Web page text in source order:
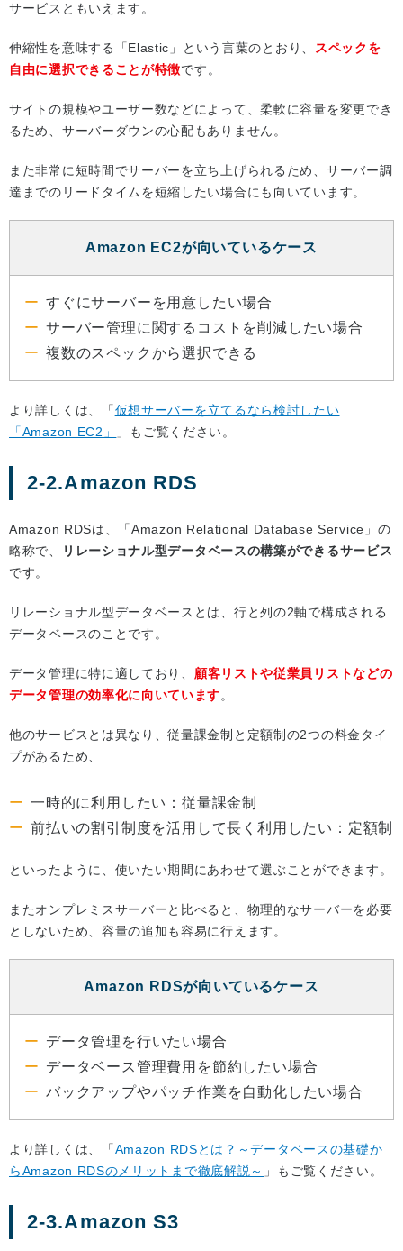
サービスともいえます。
伸縮性を意味する「Elastic」という言葉のとおり、 スペックを
自由に選択できることが特徴です。
サイトの規模やユーザー数などによって、柔軟に容量を変更でき
るため、サーバーダウンの心配もありません。
また非常に短時間でサーバーを立ち上げられるため、サーバー調
達までのリードタイムを短縮したい場合にも向いています。
Amazon EC2が向いているケース
すぐにサーバーを用意したい場合
サーバー管理に関するコストを削減したい場合
複数のスペックから選択できる
より詳しくは、「仮想サーバーを立てるなら検討したい
「Amazon EC2」
」もご覧ください。
2-2.Amazon RDS
Amazon RDSは、「Amazon Relational Database Service」の
略称で、
リレーショナル型データベースの構築ができるサービス
です。
リレーショナル型データベースとは、行と列の2軸で構成される
データベースのことです。
データ管理に特に適しており、 顧客リストや従業員リストなどの
データ管理の効率化に向いています。
他のサービスとは異なり、従量課金制と定額制の2つの料金タイ
プがあるため、
一時的に利用したい：従量課金制
前払いの割引制度を活用して長く利用したい：定額制
といったように、使いたい期間にあわせて選ぶことができます。
またオンプレミスサーバーと比べると、物理的なサーバーを必要
としないため、容量の追加も容易に行えます。
Amazon RDSが向いているケース
データ管理を行いたい場合
データベース管理費用を節約したい場合
バックアップやパッチ作業を自動化したい場合
より詳しくは、「Amazon RDSとは？～データベースの基礎か
らAmazon RDSのメリットまで徹底解説～ 」もご覧ください。
2-3.Amazon S3